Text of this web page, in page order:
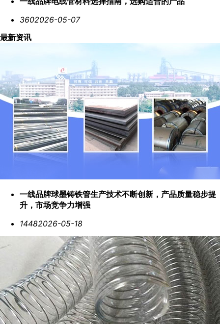
3602026-05-07
最新资讯
一线品牌球墨铸铁管生产技术不断创新，产品质量稳步提
升，市场竞争力增强
14482026-05-18